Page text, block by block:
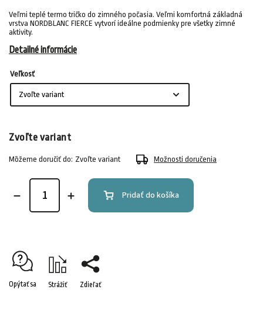
Veľmi teplé termo tričko do zimného počasia. Veľmi komfortná základná
vrstva NORDBLANC FIERCE vytvorí ideálne podmienky pre všetky zimné
aktivity.
Detailné informácie
Veľkosť
Zvoľte variant
Môžeme doručiť do: Zvoľte variant Možnosti doručenia
Pridať do košíka
Opýtať sa Strážiť Zdieľať